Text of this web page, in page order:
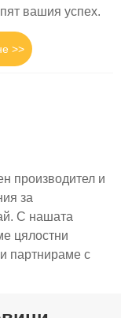
вашия успех.
>>
производител и
за
С нашата
цялостни
партнираме с